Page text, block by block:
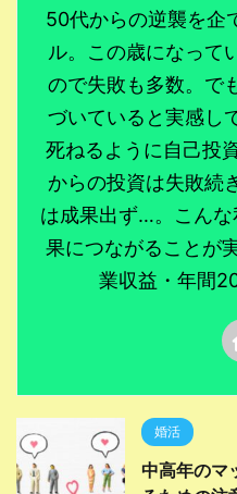
50代からの逆襲を企
ル。この歳になって
ので失敗も多数。で
づいていると実感し
死ねるように自己投
からの投資は失敗続
は成果出ず…。こん
果につながることが
業収益・年間
婚活
中高年のマ